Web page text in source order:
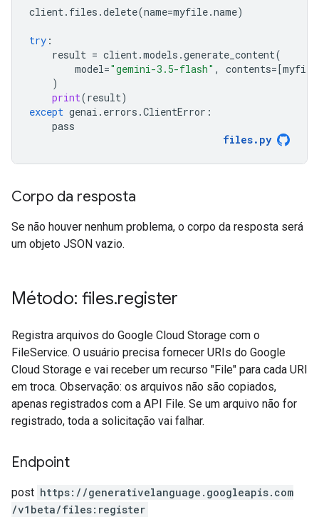
client. files .delete(name=myfile.name)
try :
result = client.models .generate_content(
model="gemini-3.5-flash" , contents=[myfile
)
print(result)
except genai . errors .ClientError :
pass
files. py
Corpo da resposta
Se não houver nenhum problema, o corpo da resposta será
um objeto JSON vazio.
Método: files.register
Registra arquivos do Google Cloud Storage com o
FileService. O usuário precisa fornecer URIs do Google
Cloud Storage e vai receber um recurso "File" para cada URI
em troca. Observação: os arquivos não são copiados,
apenas registrados com a API File. Se um arquivo não for
registrado, toda a solicitação vai falhar.
Endpoint
post https: / /generativelanguage.googleapis.com
/v1beta/files:register